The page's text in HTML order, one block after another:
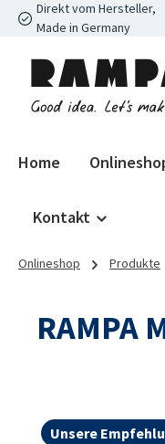
Hauptinhalt springen
Zur Suche springen
Zur Hauptnavigation
Direkt vom Hersteller,
Made in Germany
Home
Kontakt
Onlineshop Produkte
RAMPA
Unsere